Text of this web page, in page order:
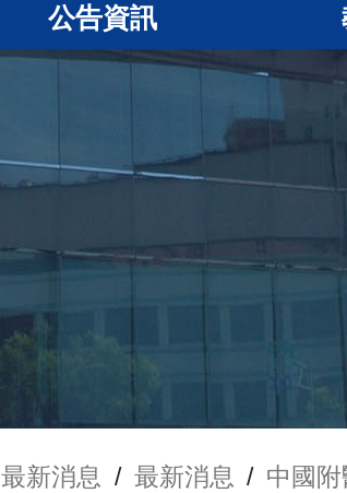
公告資訊
最新消息 / 最新消息 / 中國